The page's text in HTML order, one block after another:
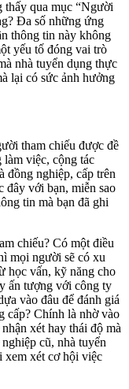
thấy qua mục “Người
Đa số những ứng
thông tin này không
yếu tố đóng vai trò
nhà tuyển dụng thực
lại có sức ảnh hưởng
tham chiếu được đề
việc, cộng tác
đồng nghiệp, cấp trên
đây với bạn, miễn sao
tin mà bạn đã ghi
chiếu? Có một điều
mọi người sẽ có xu
học vấn, kỹ năng cho
ấn tượng với công ty
vào đâu để đánh giá
cấp? Chính là nhờ vào
xét hay thái độ mà
cũ, nhà tuyển
xem xét cơ hội việc